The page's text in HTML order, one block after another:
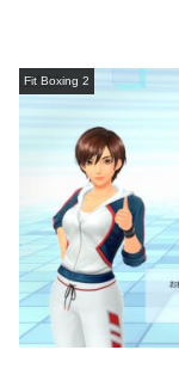
Fit Boxing 2